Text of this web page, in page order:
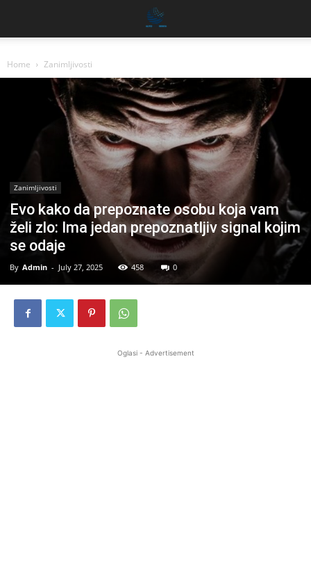
Home Zanimljivosti
Zanimljivosti
Evo kako da prepoznate osobu koja vam
želi zlo: Ima jedan prepoznatljiv signal kojim
se odaje
By Admin - July 27, 2025 458 0
Oglasi - Advertisement